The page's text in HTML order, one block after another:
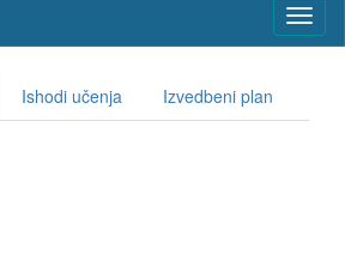
Ishodi učenja Izvedbeni plan